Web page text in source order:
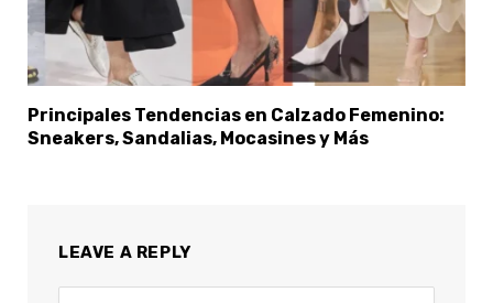
Principales Tendencias en Calzado Femenino:
Sneakers, Sandalias, Mocasines y Más
LEAVE A REPLY